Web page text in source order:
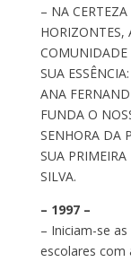
– NA
HORIZONTES,
COMUNIDADE
SUA
ANA
FUNDA O
SENHORA DA
SUA
SILVA.
– 1997 –
– Iniciam-se
escolares com